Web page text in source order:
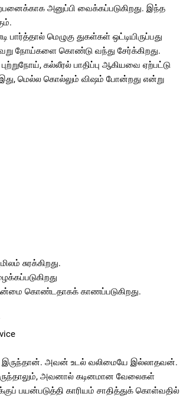
அனுப்பி வைக்கப்படுகிறது. இந்த
மெழுகு துகள்கள் ஒட்டியிருப்பது
நோய்களை கொண்டு வந்து சேர்க்கிறது.
கல்லீரல் பாதிப்பு ஆகியவை ஏற்பட்டு
இது, மெல்ல கொல்லும் விஷம் போன்றது என்று
சுரக்கிறது.
கொண்டதாகக் காணப்படுகிறது.
அவன் உடல் வலிமையே இல்லாதவன்.
அவனால் கடினமான வேலைகள்
பயன்படுத்தி காரியம் சாதித்துக் கொள்வதில்